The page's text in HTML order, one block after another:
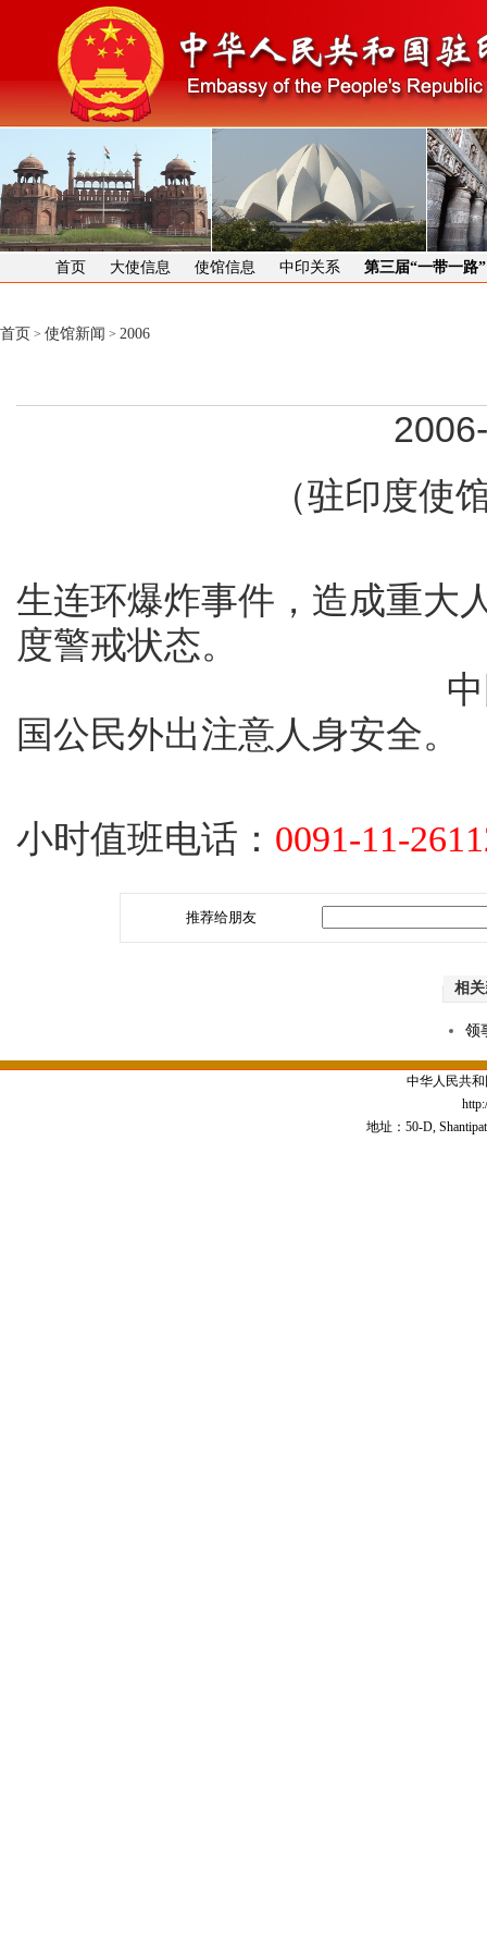
首页 大使信息 使馆信息 中印关系 第三届“一带一路
首页 > 使馆新闻 > 2006
（驻印度使
生连环爆炸事件，造成重大
度警戒状态。
中国驻印度大
国公民外出注意人身安全。
小时值班电话： 0091-11-
推荐给朋友
相
领
中华人民共
地址：50-D,